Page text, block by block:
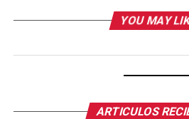
YOU MAY
ARTICULOS